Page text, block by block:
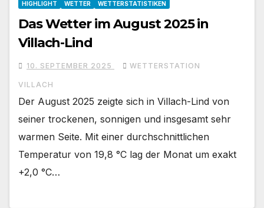
HIGHLIGHT WETTER WETTERSTATISTIKEN
Das Wetter im August 2025 in
Villach-Lind
10. SEPTEMBER 2025 WETTERSTATION
VILLACH
Der August 2025 zeigte sich in Villach-Lind von
seiner trockenen, sonnigen und insgesamt sehr
warmen Seite. Mit einer durchschnittlichen
Temperatur von 19,8 °C lag der Monat um exakt
+2,0 °C…